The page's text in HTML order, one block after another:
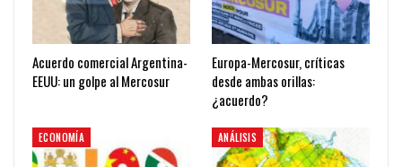
Acuerdo comercial Argentina-
EEUU: un golpe al Mercosur
Europa-Mercosur, críticas
desde ambas orillas:
¿acuerdo?
ECONOMÍA ANÁLISIS